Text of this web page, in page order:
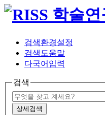
검색환경설정
검색도움말
다국어입력
검색
상세검색